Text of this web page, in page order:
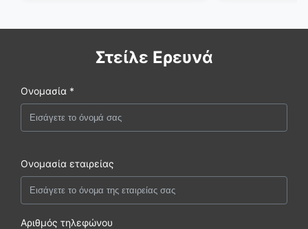
Στείλε Ερευνά
Ονομασία *
Ονομασία εταιρείας
Αριθμός τηλεφώνου